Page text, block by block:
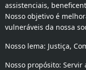
assistenciais,
Nosso objetivo é
vulneráveis da nossa
Nosso lema: Justiça,
Nosso propósito: